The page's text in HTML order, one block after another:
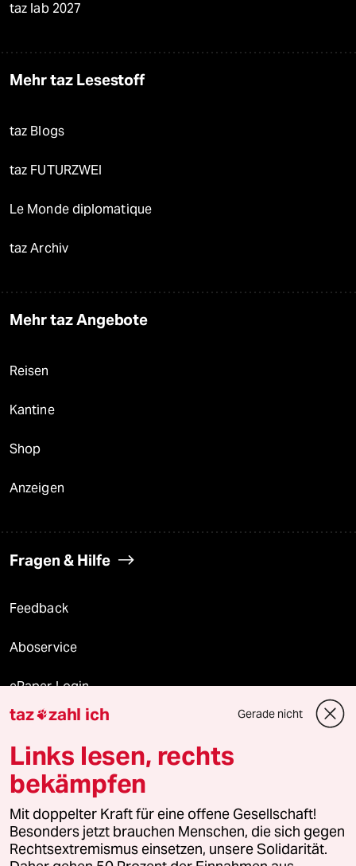
taz lab 2027
Mehr taz Lesestoff
taz Blogs
taz FUTURZWEI
Le Monde diplomatique
taz Archiv
Mehr taz Angebote
Reisen
Kantine
Shop
Anzeigen
Fragen & Hilfe
Feedback
Aboservice
ePaper Login
Downloads für Abonnierende
© 2026 taz Verlags und Vertriebs GmbH
Alle Rechte vorbehalten. Bei rechtlichen Fragen oder für Genehmigungen
wenden Sie sich bitte an lizenzen@taz.de
taz zahl ich Gerade nicht
Links lesen, rechts
bekämpfen
Mit doppelter Kraft für eine offene Gesellschaft!
Besonders jetzt brauchen Menschen, die sich gegen
Rechtsextremismus einsetzen, unsere Solidarität.